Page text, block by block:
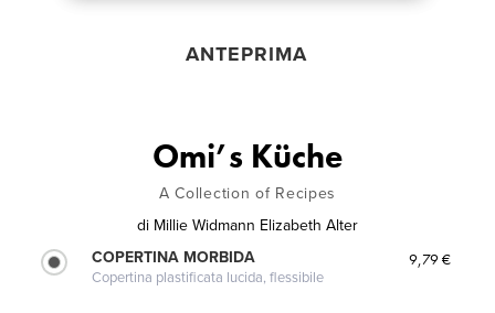
ANTEPRIMA
Omi’s Küche
A Collection of Recipes
di Millie Widmann Elizabeth Alter
COPERTINA MORBIDA
Copertina plastificata lucida, flessibile
9,79 €